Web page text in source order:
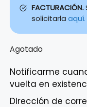
FACTURACIÓN.
solicitarla aquí.
Agotado
Notificarme
vuelta en
Dirección de